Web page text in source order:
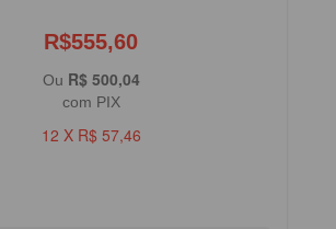
R$555,60
Ou R$ 500,04
com PIX
12 X R$ 57,46